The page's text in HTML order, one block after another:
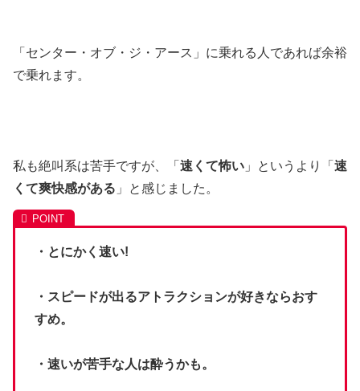
「センター・オブ・ジ・アース」に乗れる人であれば余裕
で乗れます。
私も絶叫系は苦手ですが、「 速くて怖い 」というより「 速
くて爽快感がある 」と感じました。
・とにかく速い!
・スピードが出るアトラクションが好きならおす
すめ。
・速いが苦手な人は酔うかも。